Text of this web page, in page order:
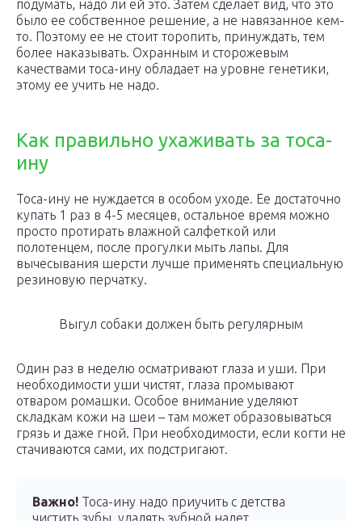
подумать, надо ли ей это. Затем сделает вид, что это
было ее собственное решение, а не навязанное кем-
то. Поэтому ее не стоит торопить, принуждать, тем
более наказывать. Охранным и сторожевым
качествами тоса-ину обладает на уровне генетики,
этому ее учить не надо.
Как правильно ухаживать за тоса-
ину
Тоса-ину не нуждается в особом уходе. Ее достаточно
купать 1 раз в 4-5 месяцев, остальное время можно
просто протирать влажной салфеткой или
полотенцем, после прогулки мыть лапы. Для
вычесывания шерсти лучше применять специальную
резиновую перчатку.
Выгул собаки должен быть регулярным
Один раз в неделю осматривают глаза и уши. При
необходимости уши чистят, глаза промывают
отваром ромашки. Особое внимание уделяют
складкам кожи на шеи – там может образовываться
грязь и даже гной. При необходимости, если когти не
стачиваются сами, их подстригают.
Важно! Тоса-ину надо приучить с детства
чистить зубы, удалять зубной налет.